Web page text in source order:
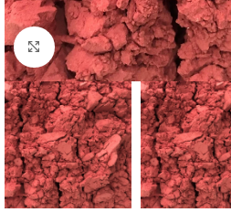
Büyütmek için tıklayın